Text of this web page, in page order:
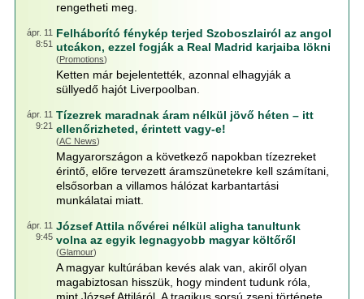
rengetheti meg.
ápr. 11
8:51
Felháborító fénykép terjed Szoboszlairól az angol
utcákon, ezzel fogják a Real Madrid karjaiba lökni
(Promotions)
Ketten már bejelentették, azonnal elhagyják a
süllyedő hajót Liverpoolban.
ápr. 11
9:21
Tízezrek maradnak áram nélkül jövő héten – itt
ellenőrizheted, érintett vagy-e!
(AC News)
Magyarországon a következő napokban tízezreket
érintő, előre tervezett áramszünetekre kell számítani,
elsősorban a villamos hálózat karbantartási
munkálatai miatt.
ápr. 11
9:45
József Attila nővérei nélkül aligha tanultunk
volna az egyik legnagyobb magyar költőről
(Glamour)
A magyar kultúrában kevés alak van, akiről olyan
magabiztosan hisszük, hogy mindent tudunk róla,